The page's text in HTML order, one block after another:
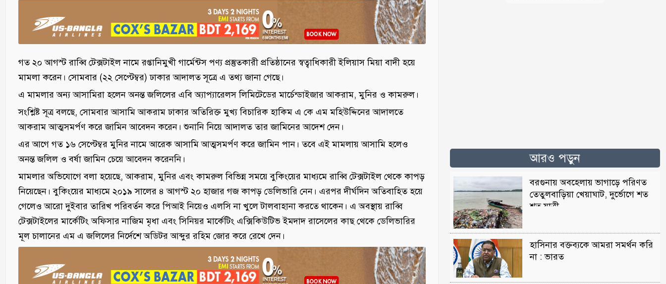
গত ২০ আগস্ট রাব্বি টেক্সটাইল নামে রপ্তানিমুখী গার্মেন্টস পণ্য প্রস্তুতকারী প্রতিষ্ঠানের স্বত্বাধিকারী ইলিয়াস মিয়া বাদী হয়ে
মামলা করেন। সোমবার (২২ সেপ্টেম্বর) ঢাকার আদালত সূত্রে এ তথ্য জানা গেছে।
এ মামলার অন্য আসামিরা হলেন অনন্ত জলিলের এবি অ্যাপ্যারেলস লিমিটেডের মার্চেন্ডাইজার আকরাম, মুনির ও কামরুল।
সংশ্লিষ্ট সূত্র বলছে, সোমবার আসামি আকরাম ঢাকার অতিরিক্ত মুখ্য বিচারিক হাকিম এ কে এম মহিউদ্দিনের আদালতে
আকরাম আত্মসমর্পণ করে জামিন আবেদন করেন। শুনানি নিয়ে আদালত তার জামিনের আদেশ দেন।
এর আগে গত ১৬ সেপ্টেম্বর মুনির নামে আরেক আসামি আত্মসমর্পণ করে জামিন পান। তবে এই মামলায় আসামি হলেও
অনন্ত জলিল ও বর্ষা জামিন চেয়ে আবেদন করেননি।
মামলার অভিযোগে বলা হয়েছে, আকরাম, মুনির এবং কামরুল বিভিন্ন সময়ে বুকিংয়ের মাধ্যমে রাব্বি টেক্সটাইল থেকে কাপড়
নিয়েছেন। বুকিংয়ের মাধ্যমে ২০১৯ সালের ৪ আগস্ট ২০ হাজার গজ কাপড় ডেলিভারি নেন। এরপর দীর্ঘদিন অতিবাহিত হয়ে
গেলেও আরো দুইবার তারিখ পরিবর্তন করে পিআই নিয়েও এলসি না খুলে টালবাহানা করতে থাকেন। এ অবস্থায় রাব্বি
টেক্সটাইলের মার্কেটিং অফিসার নাজিম মৃধা এবং সিনিয়র মার্কেটিং এক্সিকিউটিভ ইমদাদ রাসেলের কাছ থেকে ডেলিভারির
মূল চালানের এম এ জলিলের নির্দেশে অডিটর আব্দুর রহিম জোর করে রেখে দেন।
আরও পড়ুন
বরগুনায় অবহেলায় ভাগাড়ে পরিণত
তেতুলবাড়িয়া খেয়াঘাট, দুর্ভোগে শত
শত যাত্রী
হাসিনার বক্তব্যকে আমরা সমর্থন করি
না : ভারত